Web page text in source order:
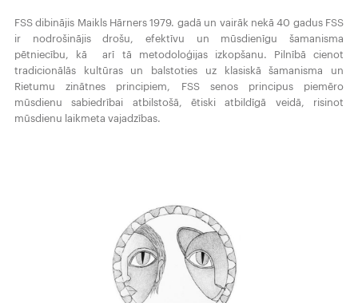
FSS dibinājis Maikls Hārners 1979. gadā un vairāk nekā 40 gadus FSS
ir nodrošinājis drošu, efektīvu un mūsdienīgu šamanisma
pētniecību, kā arī tā metodoloģijas izkopšanu. Pilnībā cienot
tradicionālās kultūras un balstoties uz klasiskā šamanisma un
Rietumu zinātnes principiem, FSS senos principus piemēro
mūsdienu sabiedrībai atbilstošā, ētiski atbildīgā veidā, risinot
mūsdienu laikmeta vajadzības.